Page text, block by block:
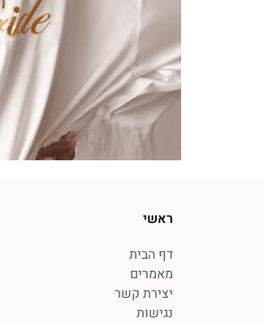
ראשי
דף הבית
מאמרים
יצירת קשר
נגישות